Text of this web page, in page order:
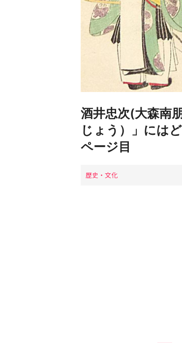
酒井忠次(大森南
じょう）」には
ページ目
歴史・文化